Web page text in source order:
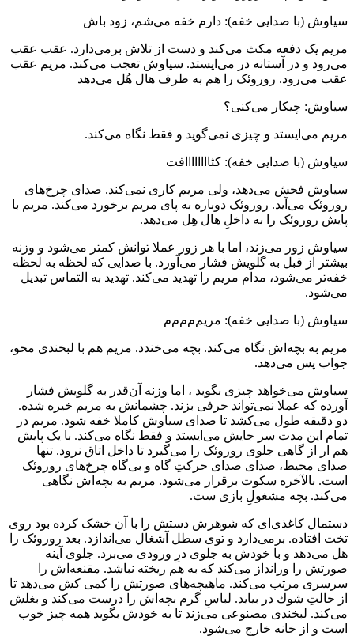
سیاوش (با صدایی خفه): دارم خفه می‌شم، زود باش
مریم یک دفعه مکث می‌کند و دست از تلاش برمی‌دارد. عقب عقب
می‌رود و در آستانه در می‌ایستد. سیاوش تعجب می‌کند. مریم عقب
عقب می‌رود. روروئک را هم به طرف هال هُل می‌دهد
سیاوش: چیکار می‌کنی؟
مریم می‌ایستد و چیزی نمی‌گوید و فقط نگاه می‌کند.
سیاوش (با صدایی خفه): کثاااااااافت
سیاوش فحش می‌دهد، ولی مریم کاری نمی‌کند. صدای چرخ‌های
روروئک می‌آید. روروئک دوباره به پای مریم برخورد می‌کند. مریم با
پایش روروئک را به داخلِ هال هِل می‌دهد.
سیاوش زور می‌زند، اما با هر زور عملا توانش کمتر می‌شود و وزنه
بیشتر از قبل به گلویش فشار می‌آورد. با صدایی که لحظه به لحظه
خفه‌تر می‌شود، مدام مریم را تهدید می‌کند. تهدید به التماس تبدیل
می‌شود.
سیاوش (با صدایی خفه): مریم‌م‌م‌م‌م
مریم به بچه‌اش نگاه می‌کند. بچه می‌خندد. مریم هم با لبخندی محو،
جواب پس می‌دهد.
سیاوش می‌خواهد چیزی بگوید ، اما وزنه آن‌قدر به گلویش فشار
آورده که عملا نمی‌تواند حرفی بزند. چشمانش به مریم خیره شده.
دو دقیقه طول می‌کشد تا صدای سیاوش کاملا خفه شود. مریم در
تمام این مدت سر جایش می‌ایستد و فقط نگاه می‌کند. با یک پایش
هم ار از گاهی جلوی روروئک را می‌گیرد تا داخل اتاق نرود. تنها
صدای محیط، صدای صدای حرکتِ گاه و بی‌گاه چرخ‌های روروئک
است. بالآخره سکوت برقرار می‌شود. مریم به بچه‌اش نگاهی
می‌کند. بچه مشغولِ بازی ست.
دستمال کاغذی‌ای که شوهرش دستش را با آن خشک کرده بود روی
تخت افتاده. برمی‌دارد و توی سطل آشغال می‌اندازد. بعد روروئک را
هل می‌دهد و با خودش به جلوی درِ ورودی می‌برد. جلوی آینه
صورتش را ورانداز می‌کند که به هم ریخته نباشد. مقنعه‌اش را
سرسری مرتب می‌کند. ماهیچه‌های صورتش را کمی کش می‌دهد تا
از حالتِ شوك در بیاید. لباسِ گرم بچه‌اش را درست می‌کند و بغلش
می‌کند. لبخندی مصنوعی می‌زند تا به خودش بگوید همه چیز خوب
است و از خانه خارج می‌شود.